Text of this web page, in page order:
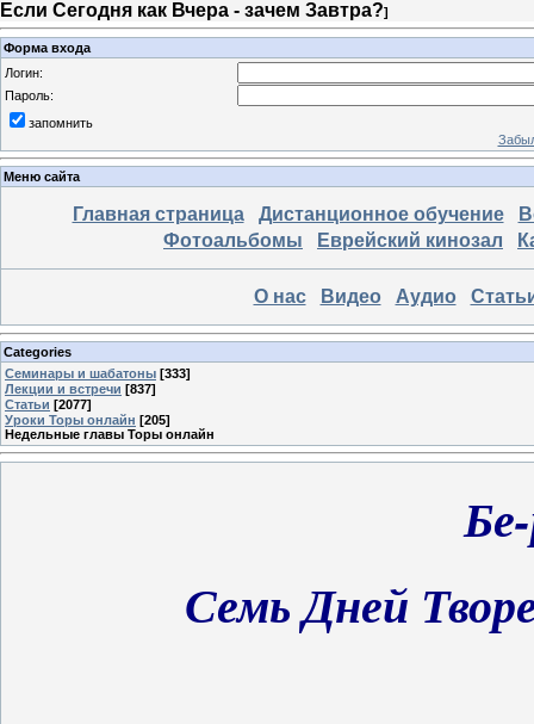
Если Сегодня как Вчера - зачем Завтра?]
Форма входа
Логин:
Пароль:
запомнить
Меню сайта
Главная страница Дистанционное обучение
Фотоальбомы
Еврейский кинозал
О нас Видео Аудио
Categories
Семинары и шабатоны [333]
Лекции и встречи [837]
Статьи [2077]
Уроки Торы онлайн [205]
Недельные главы Торы онлайн
Семь Дней